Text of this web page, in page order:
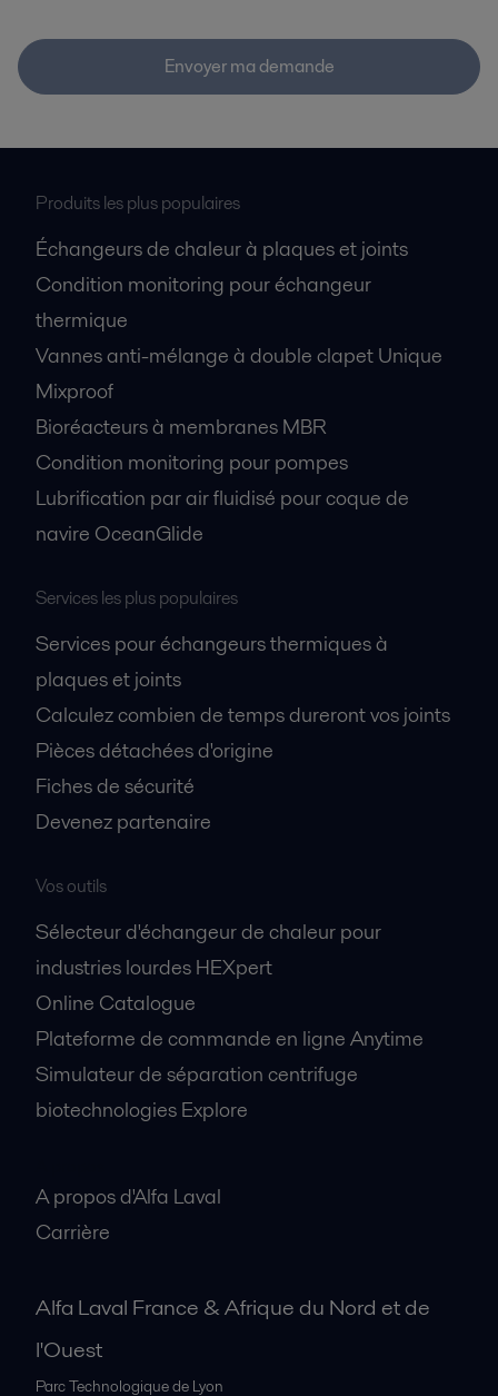
Envoyer ma demande
Produits les plus populaires
Échangeurs de chaleur à plaques et joints
Condition monitoring pour échangeur
thermique
Vannes anti-mélange à double clapet Unique
Mixproof
Bioréacteurs à membranes MBR
Condition monitoring pour pompes
Lubrification par air fluidisé pour coque de
navire OceanGlide
Services les plus populaires
Services pour échangeurs thermiques à
plaques et joints
Calculez combien de temps dureront vos joints
Pièces détachées d'origine
Fiches de sécurité
Devenez partenaire
Vos outils
Sélecteur d'échangeur de chaleur pour
industries lourdes HEXpert
Online Catalogue
Plateforme de commande en ligne Anytime
Simulateur de séparation centrifuge
biotechnologies Explore
A propos d'Alfa Laval
Carrière
Alfa Laval France & Afrique du Nord et de
l'Ouest
Parc Technologique de Lyon